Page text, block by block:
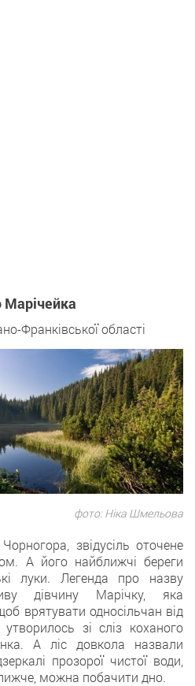
Марічейка
Франківської області
фото: Ніка Шмельова
звідусіль оточене
А його найближчі береги
луки. Легенда про назву
дівчину Марічку, яка
врятувати односільчан від
зі сліз коханого
А ліс довкола назвали
прозорої чистої води,
можна побачити дно.